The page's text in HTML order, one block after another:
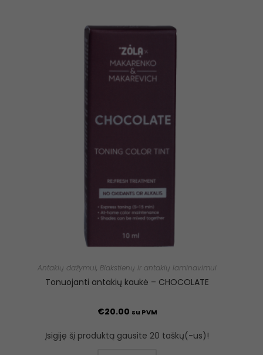
Antakių dažymui, Blakstienų ir antakių laminavimui
Tonuojanti antakių kaukė – CHOCOLATE
€20.00 su PVM
Įsigiję šį produktą gausite 20 taškų(-us)!